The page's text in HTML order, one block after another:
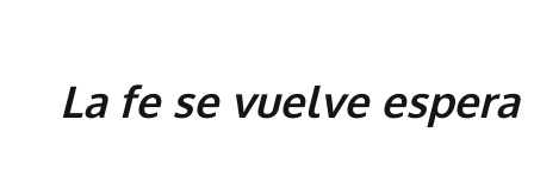
La fe se vuelve